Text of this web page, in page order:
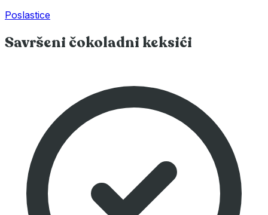
Poslastice
Savršeni čokoladni keksići